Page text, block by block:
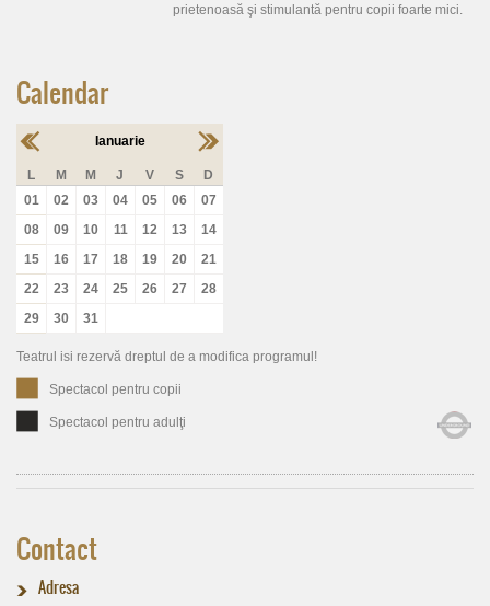
Calendar
Ianuarie
L M M J V S
D
01
02 03 04 05 06
07
08
09 10 11 12 13
14
15
16 17 18 19 20
21
22
23 24 25 26 27
28
29
30 31
Teatrul isi rezervă dreptul de a modifica programul!
Spectacol pentru copii
Spectacol pentru adulţi
prietenoasă şi stimulantă pentru copii foarte mici.
Contact
Adresa